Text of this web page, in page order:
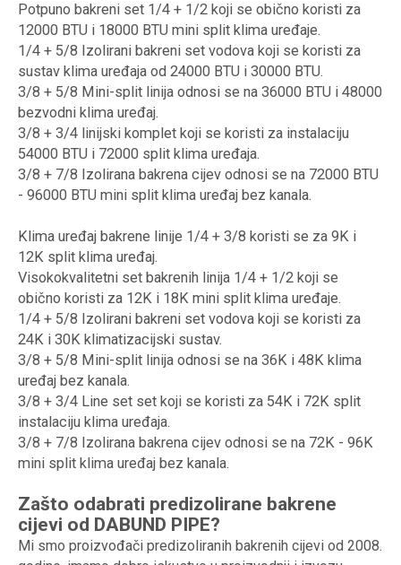
Potpuno bakreni set 1/4 + 1/2 koji se obično koristi za
12000 BTU i 18000 BTU mini split klima uređaje.
1/4 + 5/8 Izolirani bakreni set vodova koji se koristi za
sustav klima uređaja od 24000 BTU i 30000 BTU.
3/8 + 5/8 Mini-split linija odnosi se na 36000 BTU i 48000
bezvodni klima uređaj.
3/8 + 3/4 linijski komplet koji se koristi za instalaciju
54000 BTU i 72000 split klima uređaja.
3/8 + 7/8 Izolirana bakrena cijev odnosi se na 72000 BTU
- 96000 BTU mini split klima uređaj bez kanala.
Klima uređaj bakrene linije 1/4 + 3/8 koristi se za 9K i
12K split klima uređaj.
Visokokvalitetni set bakrenih linija 1/4 + 1/2 koji se
obično koristi za 12K i 18K mini split klima uređaje.
1/4 + 5/8 Izolirani bakreni set vodova koji se koristi za
24K i 30K klimatizacijski sustav.
3/8 + 5/8 Mini-split linija odnosi se na 36K i 48K klima
uređaj bez kanala.
3/8 + 3/4 Line set set koji se koristi za 54K i 72K split
instalaciju klima uređaja.
3/8 + 7/8 Izolirana bakrena cijev odnosi se na 72K - 96K
mini split klima uređaj bez kanala.
Zašto odabrati predizolirane bakrene
cijevi od DABUND PIPE?
Mi smo proizvođači predizoliranih bakrenih cijevi od 2008.